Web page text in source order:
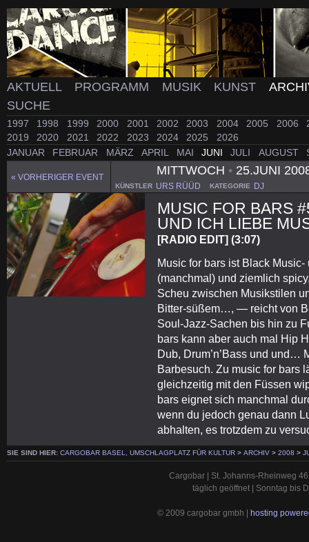
AKTUELL PROGRAMM MUSIK KUNST
SUCHE
1997 1998 1999 2000 2001 2002 2003 2004 2005 2006
2019
2020 2021 2022 2023 2024 2025
2026
JANUAR
FEBRUAR MÄRZ APRIL MAI JUNI JULI AUGUST
« VORHERIGER EVENT
MITTWOCH •25.JUNI
KÜNSTLER URS RÜÜD KATEGORIE DJ
MUSIC FOR BARS
UND ICH LIEBE
[RADIO EDIT] (3:07)
Music for bars ist Black
(manchmal) und ziemlich
Scheu zwischen Musikstilen
Bitter-süßem…, — reicht von
Soul-Jazz-Sachen bis hin zu
bars kann aber auch mal Hip
Dub, Drum’n’Bass und und…
Barbesuch. Zu music for bars
gleichzeitig mit den Füssen
bars eignet sich manchmal
wenn du jedoch genau dann
abhalten, es trotzdem zu
SIE SIND HIER: CARGOBAR BASEL, UMSCHLAGPLATZ FÜR KULTUR > ARCHIV > 2008 >
Cargobar | St. Johanns-Rheinweg
täglich geöffnet | Sonntag bis
© 2009 cargobar gmbh | hosting